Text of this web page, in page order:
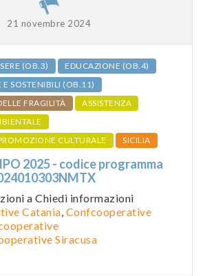
21 novembre 2024
(OB.3)
EDUCAZIONE (OB.4)
E SOSTENIBILI (OB.11)
FRAGILITÀ
ASSISTENZA
CULTURALE
SICILIA
2025 - codice programma
a Chiedi informazioni
Catania, Confcooperative
Siracusa